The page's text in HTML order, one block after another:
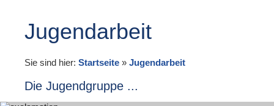
Jugendarbeit
Sie sind hier: Startseite » Jugendarbeit
Die Jugendgruppe ...